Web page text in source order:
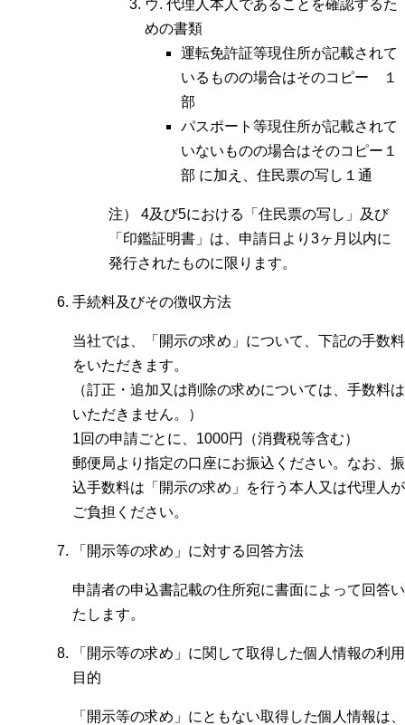
ウ. 代理人本人であることを確認するた
めの書類
運転免許証等現住所が記載されて
いるものの場合はそのコピー １
部
パスポート等現住所が記載されて
いないものの場合はそのコピー１
部 に加え、住民票の写し１通
注） 4及び5における「住民票の写し」及び
「印鑑証明書」は、申請日より3ヶ月以内に
発行されたものに限ります。
手続料及びその徴収方法
当社では、「開示の求め」について、下記の手数料
をいただきます。
（訂正・追加又は削除の求めについては、手数料は
いただきません。）
1回の申請ごとに、1000円（消費税等含む）
郵便局より指定の口座にお振込ください。なお、振
込手数料は「開示の求め」を行う本人又は代理人が
ご負担ください。
「開示等の求め」に対する回答方法
申請者の申込書記載の住所宛に書面によって回答い
たします。
「開示等の求め」に関して取得した個人情報の利用
目的
「開示等の求め」にともない取得した個人情報は、